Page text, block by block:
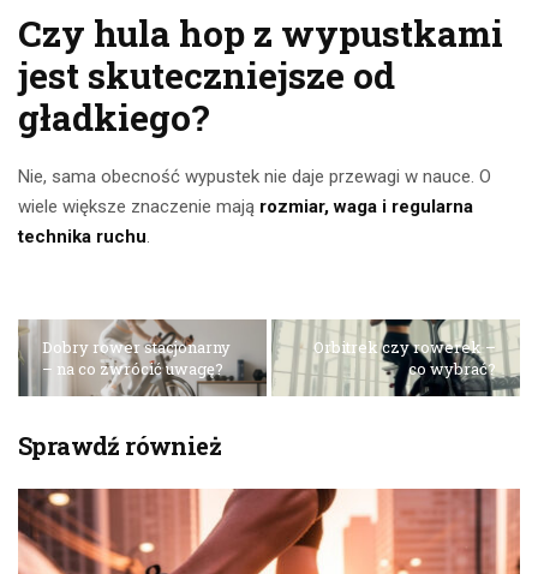
Czy hula hop z wypustkami
jest skuteczniejsze od
gładkiego?
Nie, sama obecność wypustek nie daje przewagi w nauce. O
wiele większe znaczenie mają rozmiar, waga i regularna
technika ruchu.
Dobry rower stacjonarny
– na co zwrócić uwagę?
Orbitrek czy rowerek –
co wybrać?
Sprawdź również